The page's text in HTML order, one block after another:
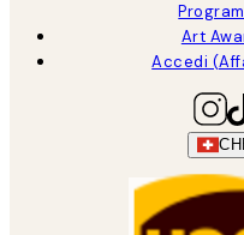
Art
Accedi